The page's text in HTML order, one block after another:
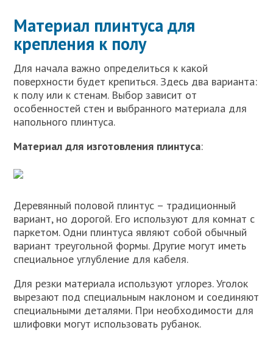
Материал плинтуса для
крепления к полу
Для начала важно определиться к какой
поверхности будет крепиться. Здесь два варианта:
к полу или к стенам. Выбор зависит от
особенностей стен и выбранного материала для
напольного плинтуса.
Материал для изготовления плинтуса:
Деревянный половой плинтус – традиционный
вариант, но дорогой. Его используют для комнат с
паркетом. Одни плинтуса являют собой обычный
вариант треугольной формы. Другие могут иметь
специальное углубление для кабеля.
Для резки материала используют углорез. Уголок
вырезают под специальным наклоном и соединяют
специальными деталями. При необходимости для
шлифовки могут использовать рубанок.